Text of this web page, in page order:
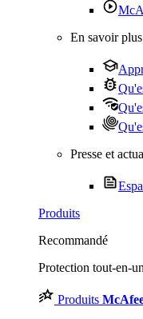
En savoir plus
Presse et
Produits
Recommandé
Protection tout-en-un
Produits